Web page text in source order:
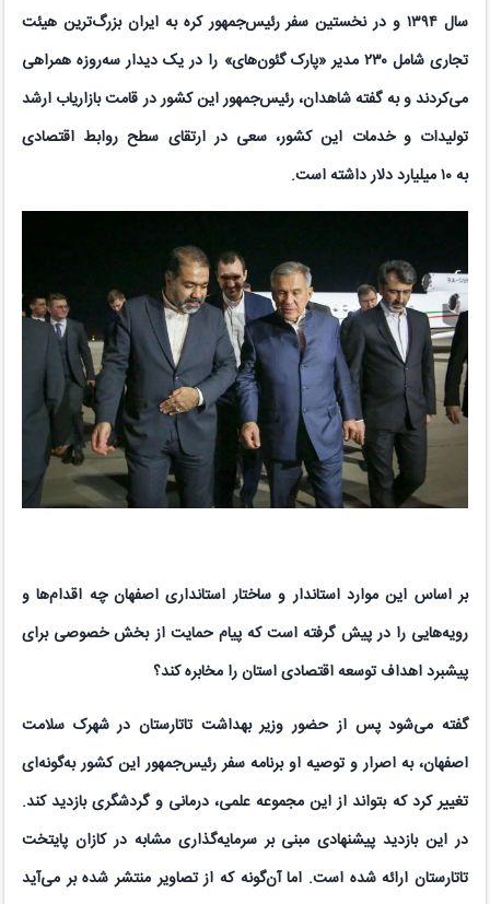
سال ۱۳۹۴و در نخستین سفر رئیس‌جمهور کره به ایران بزرگ‌ترین هیئت
تجاری شامل۲۳۰ مدیر «پارک گئون‌های» را در یک دیدار سه‌روزه همراهی
می‌کردند و به گفته شاهدان، رئیس‌جمهور این کشور در قامت بازاریاب ارشد
تولیدات و خدمات این کشور، سعی در ارتقای سطح روابط اقتصادی
به۱۰میلیارد دلار داشته است.
بر اساس این موارد استاندار و ساختار استانداری اصفهان چه اقدام‌ها و
رویه‌هایی را در پیش گرفته است که پیام حمایت از بخش خصوصی برای
پیشبرد اهداف توسعه اقتصادی استان را مخابره کند؟
گفته می‌شود پس از حضور وزیر بهداشت تاتارستان در شهرک سلامت
اصفهان، به اصرار و توصیه او برنامه سفر رئیس‌جمهور این کشور به‌گونه‌ای
تغییر کرد که بتواند از این مجموعه علمی، درمانی و گردشگری بازدید کند.
در این بازدید پیشنهادی مبنی بر سرمایه‌گذاری مشابه در کازان پایتخت
تاتارستان ارائه شده است. اما آن‌گونه که از تصاویر منتشر شده بر می‌آید